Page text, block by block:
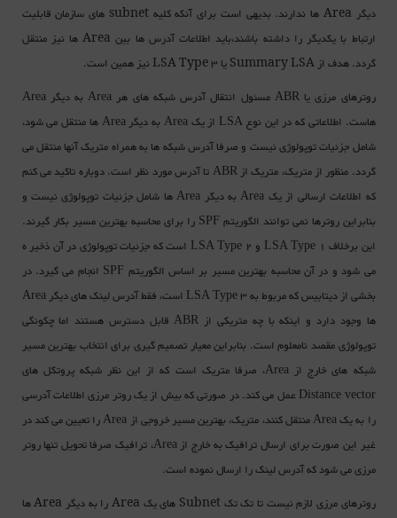
دیگر Area ها ندارند. بدیهی است برای آنکه کلیه subnet های سازمان قابلیت
ارتباط با یکدیگر را داشته باشند،باید اطلاعات آدرس ها بین Area ها نیز منتقل
گردد. هدف از Summary LSA یا LSA Type 3 نیز همین است.
روترهای مرزی یا ABR مسئول انتقال آدرس شبکه های هر Area به دیگر Area
هاست. اطلاعاتی که در این نوع LSA از یک Area به دیگر Area ها منتقل می شود،
شامل جزئیات توپولوژی نیست و صرفا آدرس شبکه ها به همراه متریک آنها منتقل می
گردد. منظور از متریک، متریک از ABR تا آدرس مورد نظر است. دوباره تاکید می کنم
که اطلاعات ارسالی از یک Area به دیگر Area ها شامل جزئیات توپولوژی نیست و
بنابراین روترها نمی توانند الگوریتم SPF را برای محاسبه بهترین مسیر بکار گیرند.
این برخلاف LSA Type 1 و LSA Type 2 است که جزئیات توپولوژی در آن ذخیر ه
می شود و در آن محاسبه بهترین مسیر بر اساس الگوریتم SPF انجام می گیرد. در
بخشی از دیتابیس که مربوط به LSA Type 3 است، فقط آدرس لینک های دیگر Area
ها وجود دارد و اینکه با چه متریکی از ABR قابل دسترس هستند اما چکونگی
توپولوژی مقصد نامعلوم است. بنابراین معیار تصمیم گیری برای انتخاب بهترین مسیر
شبکه های خارج از Area، صرفا متریک است که از این نظر شبکه پروتکل های
Distance vector عمل می کند. در صورتی که بیش از یک روتر مرزی اطلاعات آدرسی
را به یک Area منتقل کنند، متریک، بهترین مسیر خروجی از Area را تعیین می کند در
غیر این صورت برای ارسال ترافیک به خارج از Area، ترافیک صرفا تحویل تنها روتر
مرزی می شود که آدرس لینک را ارسال نموده است.
روترهای مرزی لازم نیست تا تک تک Subnet های یک Area را به دیگر Area ها